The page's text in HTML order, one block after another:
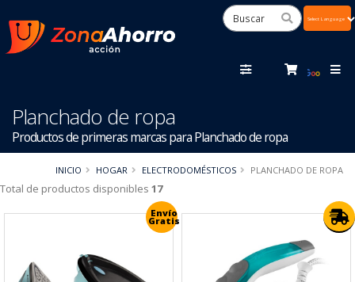
Planchado de ropa
Productos de primeras marcas para Planchado de ropa
INICIO HOGAR ELECTRODOMÉSTICOS PLANCHADO DE ROPA
Total de productos disponibles 17
Envío
Gratis